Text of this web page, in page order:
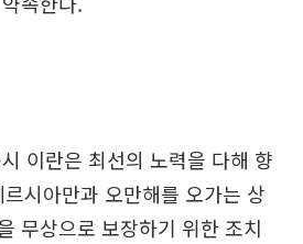
이란은 최선의 노력을 다해 향
시아만과 오만해를 오가는 상
무상으로 보장하기 위한 조치